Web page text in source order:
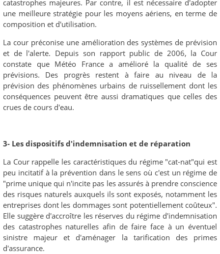
catastrophes majeures. Par contre, il est nécessaire d'adopter
une meilleure stratégie pour les moyens aériens, en terme de
composition et d'utilisation.
La cour préconise une amélioration des systèmes de prévision
et de l'alerte. Depuis son rapport public de 2006, la Cour
constate que Météo France a amélioré la qualité de ses
prévisions. Des progrès restent à faire au niveau de la
prévision des phénomènes urbains de ruissellement dont les
conséquences peuvent être aussi dramatiques que celles des
crues de cours d'eau.
3- Les dispositifs d'indemnisation et de réparation
La Cour rappelle les caractéristiques du régime "cat-nat"qui est
peu incitatif à la prévention dans le sens où c'est un régime de
"prime unique qui n'incite pas les assurés à prendre conscience
des risques naturels auxquels ils sont exposés, notamment les
entreprises dont les dommages sont potentiellement coûteux".
Elle suggère d'accroître les réserves du régime d'indemnisation
des catastrophes naturelles afin de faire face à un éventuel
sinistre majeur et d'aménager la tarification des primes
d'assurance.